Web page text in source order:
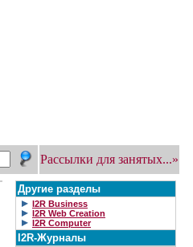
Рассылки для занятых...»
Другие разделы
I2R Business
I2R Web Creation
I2R Computer
I2R-Журналы